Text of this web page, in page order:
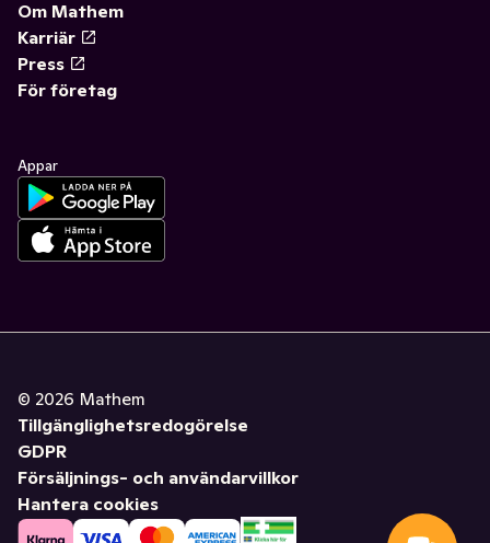
Om Mathem
Karriär
Press
För företag
Appar
© 2026 Mathem
Tillgänglighetsredogörelse
GDPR
Försäljnings- och användarvillkor
Hantera cookies